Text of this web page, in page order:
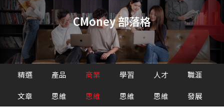
容
CMoney 部落格
精選
文章
產品
思維
商業
思維
學習
思維
人才
思維
職涯
發展